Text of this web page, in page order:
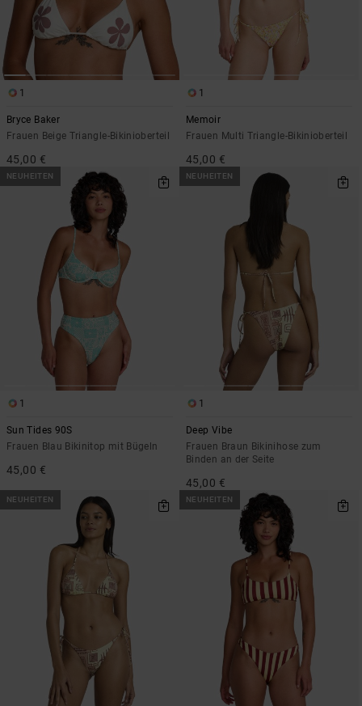
1
Bryce Baker
Frauen Beige Triangle-Bikinioberteil
45,00 €
1
Memoir
Frauen Multi Triangle-Bikinioberteil
45,00 €
NEUHEITEN
1
Sun Tides 90S
Frauen Blau Bikinitop mit Bügeln
45,00 €
NEUHEITEN
1
Deep Vibe
Frauen Braun Bikinihose zum
Binden an der Seite
45,00 €
NEUHEITEN NEUHEITEN